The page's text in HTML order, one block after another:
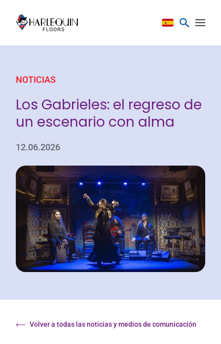
NOTICIAS
Los Gabrieles: el regreso de
un escenario con alma
12.06.2026
Volver a todas las noticias y medios de comunicación